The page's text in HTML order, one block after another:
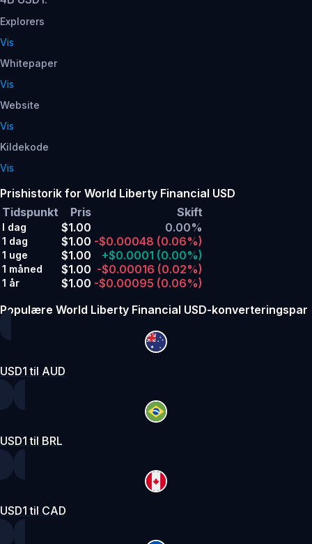
Explorers
Vis
Whitepaper
Vis
Website
Vis
Kildekode
Vis
Prishistorik for World Liberty Financial USD
Tidspunkt
Pris Skift
I dag $1.00 0.00%
1 dag $1.00 -$0.00048 (0.06%)
1 uge $1.00 +$0.0001 (0.00%)
1 måned $1.00 -$0.00016 (0.02%)
1 år $1.00 -$0.00095 (0.06%)
Populære World Liberty Financial USD-konverteringspar
USD1 til AUD
USD1 til BRL
USD1 til CAD